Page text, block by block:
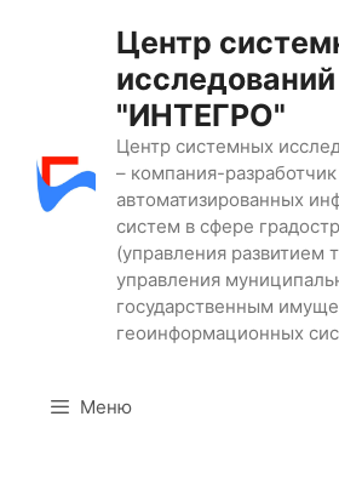
содержимому
Центр
исследований
"ИНТЕГРО"
Центр системных
– компания-разработчик
автоматизированных
систем в сфере
(управления развитием
управления
государственным
геоинформационных
Меню